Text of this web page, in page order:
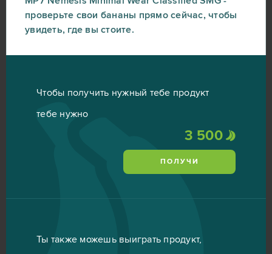
проверьте свои бананы прямо сейчас, чтобы
увидеть, где вы стоите.
Чтобы получить нужный тебе продукт
тебе нужно
3 500
ПОЛУЧИ
Ты также можешь выиграть продукт,